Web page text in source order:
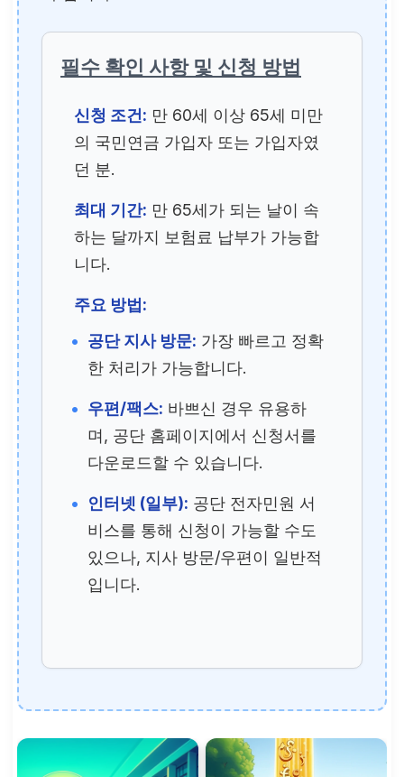
필수 확인 사항 및 신청 방법
신청 조건: 만 60세 이상 65세 미만
의 국민연금 가입자 또는 가입자였
던 분.
최대 기간: 만 65세가 되는 날이 속
하는 달까지 보험료 납부가 가능합
니다.
주요 방법:
공단 지사 방문: 가장 빠르고 정확
한 처리가 가능합니다.
우편/팩스: 바쁘신 경우 유용하
며, 공단 홈페이지에서 신청서를
다운로드할 수 있습니다.
인터넷 (일부): 공단 전자민원 서
비스를 통해 신청이 가능할 수도
있으나, 지사 방문/우편이 일반적
입니다.